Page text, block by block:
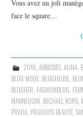
Vous avez un joli
face le square…
2016, ABBESSES, ALINA,
BLOG MODE, BLOGUEUSE,
BLOGGER, FASHIONBLOG,
MANNEQUIN, MICHAEL KORS,
PRADA, PRODUITS BEAUTÉ,